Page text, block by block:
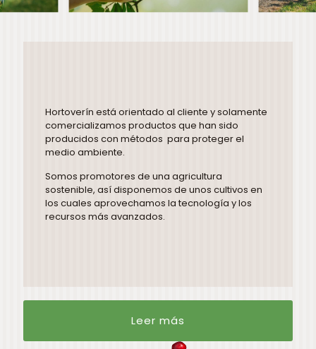
Hortoverín está orientado al cliente y solamente
comercializamos productos que han sido
producidos con métodos para proteger el
medio ambiente.
Somos promotores de una agricultura
sostenible, así disponemos de unos cultivos en
los cuales aprovechamos la tecnología y los
recursos más avanzados.
Leer más